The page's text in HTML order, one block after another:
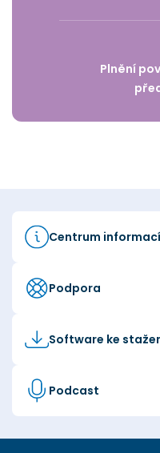
Plnění
Centrum informací
Podpora
Software ke
Podcast